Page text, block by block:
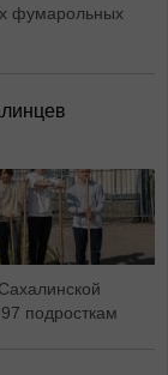
фумарольных
подросткам